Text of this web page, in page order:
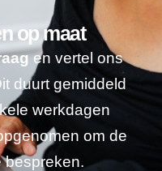
op maat
en vertel ons
duurt gemiddeld
werkdagen
om de
bespreken.